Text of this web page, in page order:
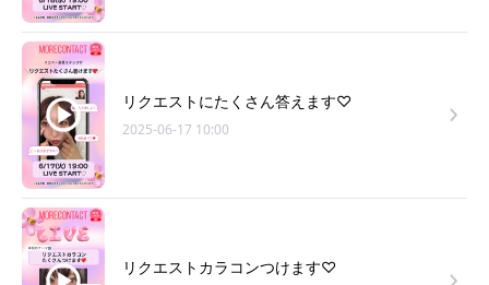
リクエストにたくさん答えます♡
2025-06-17 10:00
リクエストカラコンつけます♡